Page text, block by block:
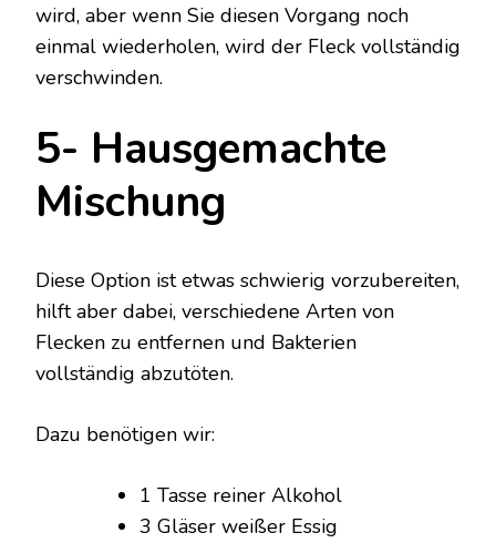
wird, aber wenn Sie diesen Vorgang noch
einmal wiederholen, wird der Fleck vollständig
verschwinden.
5- Hausgemachte
Mischung
Diese Option ist etwas schwierig vorzubereiten,
hilft aber dabei, verschiedene Arten von
Flecken zu entfernen und Bakterien
vollständig abzutöten.
Dazu benötigen wir:
1 Tasse reiner Alkohol
3 Gläser weißer Essig